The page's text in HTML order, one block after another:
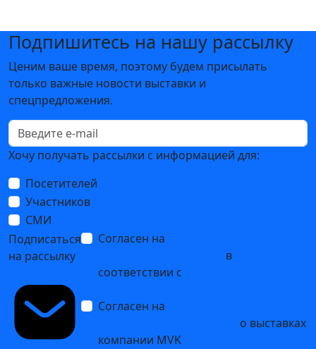
Подпишитесь на нашу рассылку
Ценим ваше время, поэтому будем присылать
только важные новости выставки и
спецпредложения.
Хочу получать рассылки с информацией для:
Посетителей
Участников
СМИ
Подписаться
на рассылку
Согласен на
в
соответствии с
Согласен на
о выставках
компании MVK